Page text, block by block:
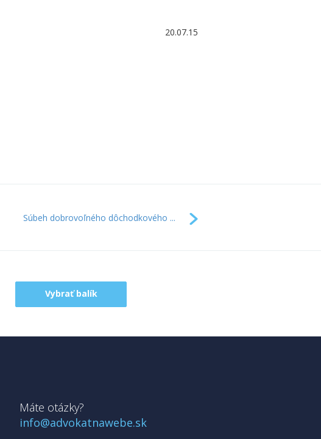
20.07.15
Súbeh dobrovoľného dôchodkového ...
Vybrať balík
Máte otázky?
info@advokatnawebe.sk